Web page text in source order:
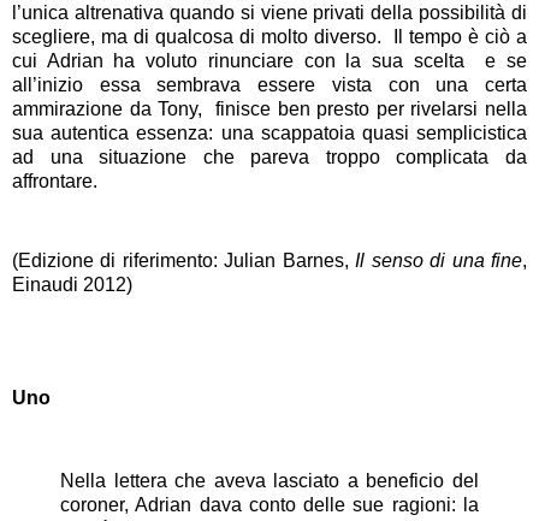
l’unica altrenativa quando si viene privati della possibilità di
scegliere, ma di qualcosa di molto diverso.
Il tempo è ciò a
cui Adrian ha voluto rinunciare con la sua scelta
e se
all’inizio essa sembrava essere vista con una certa
ammirazione da Tony,
finisce ben presto per rivelarsi nella
sua autentica essenza: una scappatoia quasi semplicistica
ad una situazione che pareva troppo complicata da
affrontare.
(Edizione di riferimento: Julian Barnes, Il senso di una fine,
Einaudi 2012)
Uno
Nella lettera che aveva lasciato a beneficio del
coroner, Adrian dava conto delle sue ragioni: la